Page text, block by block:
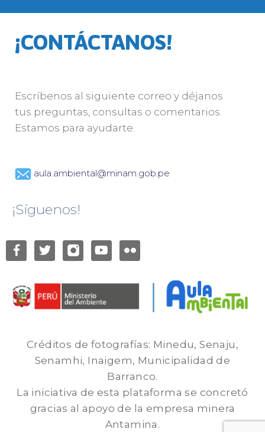
¡CONTÁCTANOS!
Escríbenos al siguiente correo y déjanos
tus preguntas, consultas o comentarios.
Estamos para ayudarte.
aula.ambiental@minam.gob.pe
¡Síguenos!
Créditos de fotografías: Minedu, Senaju,
Senamhi, Inaigem, Municipalidad de
Barranco.
La iniciativa de esta plataforma se concretó
gracias al apoyo de la empresa minera
Antamina.